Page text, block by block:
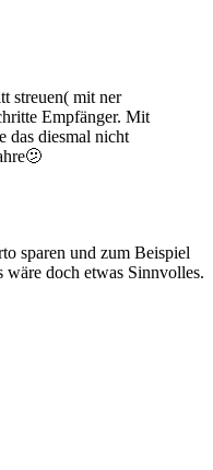
streuen( mit ner
Empfänger. Mit
das diesmal nicht
sparen und zum Beispiel
doch etwas Sinnvolles.